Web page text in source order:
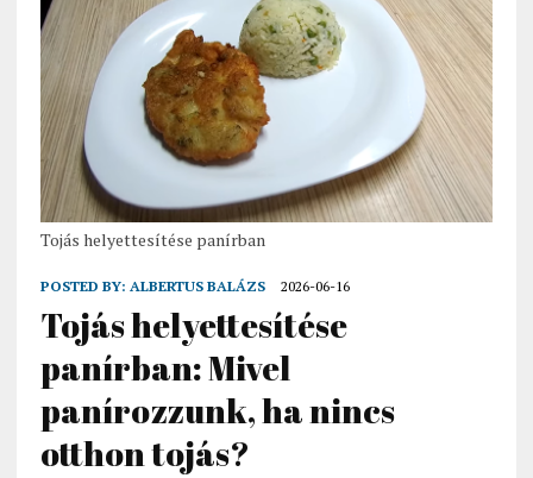
Tojás helyettesítése panírban
POSTED BY: ALBERTUS BALÁZS 2026-06-16
Tojás helyettesítése
panírban: Mivel
panírozzunk, ha nincs
otthon tojás?